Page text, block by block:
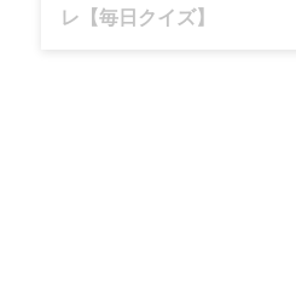
めます。